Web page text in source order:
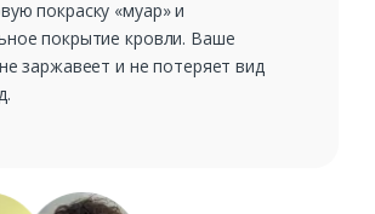
покраску «муар» и
покрытие кровли. Ваше
заржавеет и не потеряет вид